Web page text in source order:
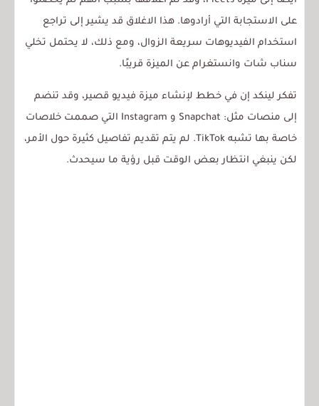
على الاستجابة التي أرادوها. هذا الاغلاق قد يشير إلى تراجع
استخدام الفيديوهات سريعة الزوال، ومع ذلك، لا يحتمل تخلي
سناب شات وانستغرام عن الميزة قريبًا.
تفكر لينكد إن في خطط لإنشاء ميزة فيديو قصير، وقد تنضم
إلى منصات مثل: Snapchat و Instagram التي صممت خلاصات
خاصة بها تشبه TikTok. لم يتم تقديم تفاصيل كثيرة حول الأمر،
لكن ينبغي انتظار بعض الوقت قبل رؤية ما سيحدث.